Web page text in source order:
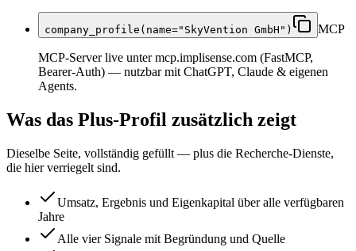
company_profile(name="SkyVention GmbH") MCP
MCP-Server live unter mcp.implisense.com (FastMCP,
Bearer-Auth) — nutzbar mit ChatGPT, Claude & eigenen
Agents.
Was das Plus-Profil zusätzlich zeigt
Dieselbe Seite, vollständig gefüllt — plus die Recherche-Dienste,
die hier verriegelt sind.
Umsatz, Ergebnis und Eigenkapital über alle verfügbaren
Jahre
Alle vier Signale mit Begründung und Quelle